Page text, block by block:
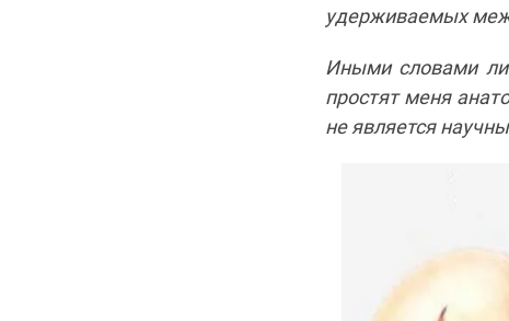
удерживаемых
Иными словами
простят меня
не является